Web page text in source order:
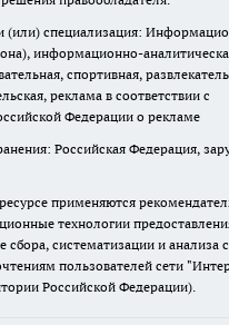
(или) специализация:
информационно-
спортивная,
реклама в соответствии с
Федерации о рекламе
Российская Федерация,
применяются
технологии
систематизации и анализа
пользователей сети
Российской Федерации).